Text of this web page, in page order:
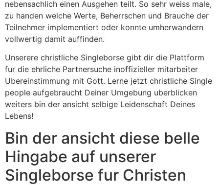
nebensachlich einen Ausgehen teilt. So sehr weiss male,
zu handen welche Werte, Beherrschen und Brauche der
Teilnehmer implementiert oder konnte umherwandern
vollwertig damit auffinden.
Unserere christliche Singleborse gibt dir die Plattform
fur die ehrliche Partnersuche inoffizieller mitarbeiter
Ubereinstimmung mit Gott. Lerne jetzt christliche Single
people aufgebraucht Deiner Umgebung uberblicken
weiters bin der ansicht selbige Leidenschaft Deines
Lebens!
Bin der ansicht diese belle
Hingabe auf unserer
Singleborse fur Christen